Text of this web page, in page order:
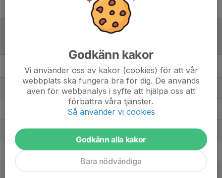
Utv B Vetlanda M +/-
1. Stensjöns IF (9-m) 8 26
2. Ekenässjöns IF 8
3. Örjansklubben/Ramkvilla IF (9-m) 9 5
4. Myresjö IF/Österkorsberga IF 8 4
Godkänn kakor
Vi använder oss av kakor (cookies) för att vår
webbplats ska fungera bra för dig. De används
även för webbanalys i syfte att hjälpa oss att
förbättra våra tjänster.
Så använder vi cookies
Godkänn alla kakor
Bara nödvändiga